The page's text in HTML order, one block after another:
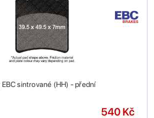
sintrované (HH) - přední
540 Kč